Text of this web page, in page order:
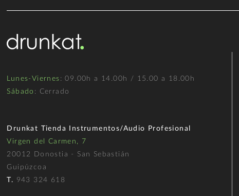
Lunes-Viernes : 09.00h a 14.00h / 15.00 a 18.00h
Sábado : Cerrado
Drunkat Tienda Instrumentos/Audio Profesional
Virgen del Carmen, 7
20012 Donostia - San Sebastián
Guipúzcoa
T. 943 324 618